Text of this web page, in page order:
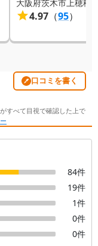
大阪府茨木市上穂積
4.97 （95）
口コミを書く
すべて目視で確認した上で
84件
19件
1件
0件
0件